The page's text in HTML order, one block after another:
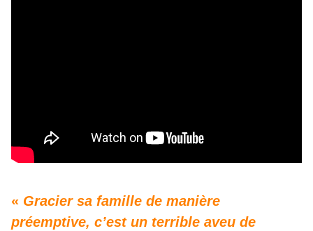
« Gracier sa famille de manière
préemptive, c’est un terrible aveu de